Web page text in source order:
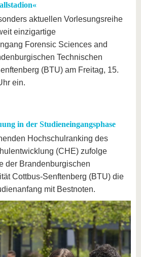
aktuellen Vorlesungsreihe
einzigartige
Forensic Sciences and
Technischen
(BTU) am Freitag, 15.
ein.
in der Studieneingangsphase
Hochschulranking des
(CHE) zufolge
der Brandenburgischen
Cottbus-Senftenberg (BTU) die
mit Bestnoten.